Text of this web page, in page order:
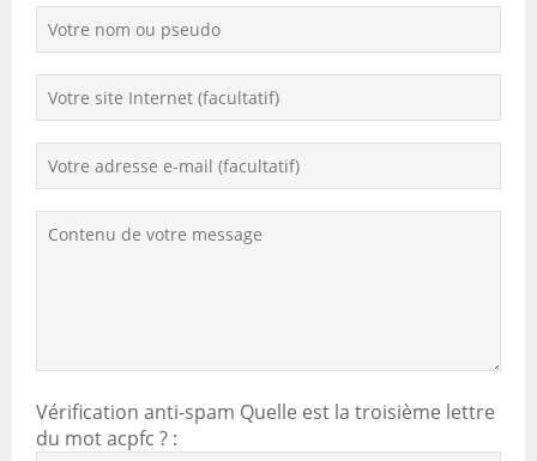
Vérification anti-spam Quelle est la troisième lettre
du motacpfc ? :